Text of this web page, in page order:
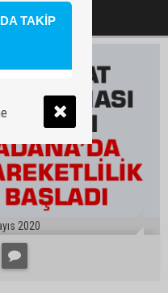
başladı
2020
TAKİP